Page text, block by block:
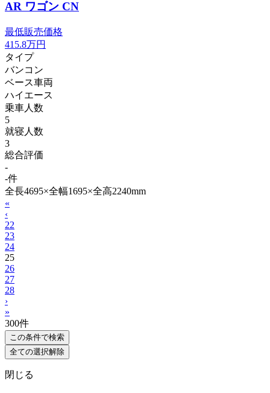
AR ワゴン CN
最低販売価格
415.8万円
タイプ
バンコン
ベース車両
ハイエース
乗車人数
5
就寝人数
3
総合評価
-
-件
全長4695×全幅1695×全高2240mm
«
‹
22
23
24
25
26
27
28
›
»
300件
この条件で検索
全ての選択解除
閉じる